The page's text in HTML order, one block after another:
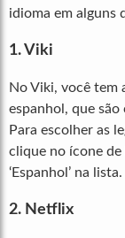
idioma em alguns
1. Viki
No Viki, você tem
espanhol, que
Para escolher as
clique no ícone
‘Espanhol’ na lista.
2. Netflix